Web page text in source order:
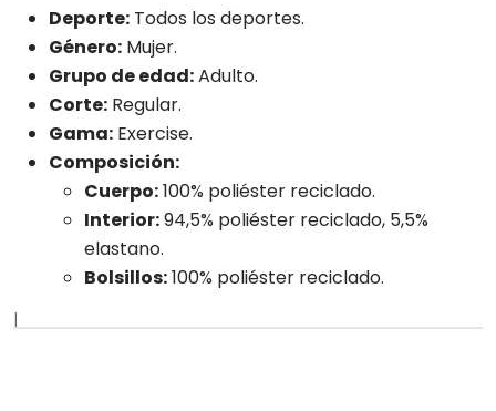
Deporte: Todos los deportes.
Género: Mujer.
Grupo de edad:Adulto.
Corte: Regular.
Gama: Exercise.
Composición:
Cuerpo:100% poliéster reciclado.
Interior:94,5% poliéster reciclado, 5,5%
elastano.
Bolsillos:100% poliéster reciclado.
|